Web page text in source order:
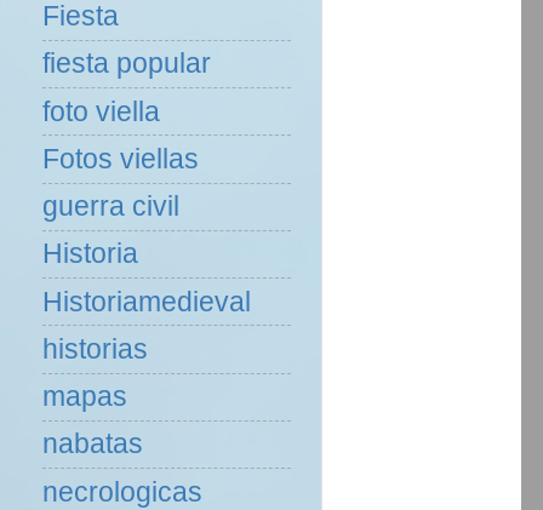
Fiesta
fiesta popular
foto viella
Fotos viellas
guerra civil
Historia
Historiamedieval
historias
mapas
nabatas
necrologicas